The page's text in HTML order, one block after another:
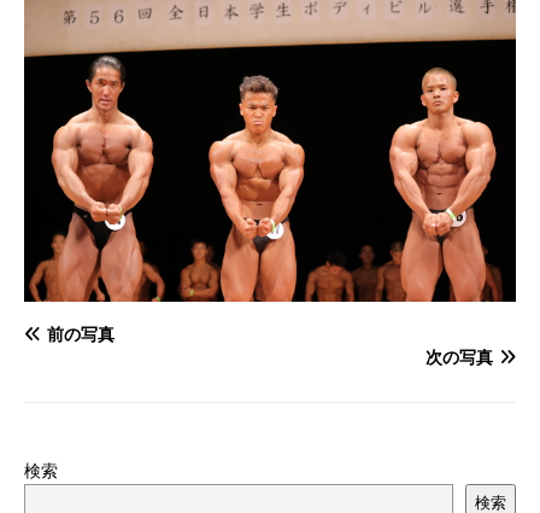
前の写真
次の写真
検索
検索